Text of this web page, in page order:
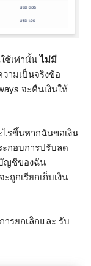
ช้เท่านั้นไม่มี
ามเป็นจริงข้อ
จะคืนเงินให้
รขึ้นหากฉันขอเงิน
ะกอบการปรับลด
ญชีของฉัน
ถูกเรียกเก็บเงิน
ารยกเลิกและ รับ